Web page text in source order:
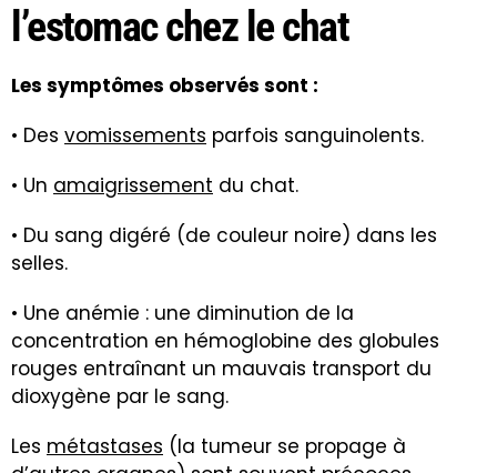
l’estomac chez le chat
Les symptômes observés sont :
• Des vomissements parfois sanguinolents.
• Un amaigrissement du chat.
• Du sang digéré (de couleur noire) dans les
selles.
• Une anémie : une diminution de la
concentration en hémoglobine des globules
rouges entraînant un mauvais transport du
dioxygène par le sang.
Les métastases (la tumeur se propage à